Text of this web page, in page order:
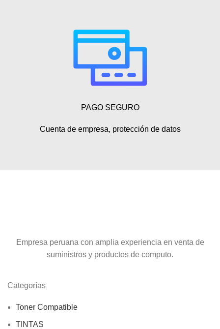
PAGO SEGURO
Cuenta de empresa, protección de datos
Empresa peruana con amplia experiencia en venta de
suministros y productos de computo.
Categorías
Toner Compatible
TINTAS